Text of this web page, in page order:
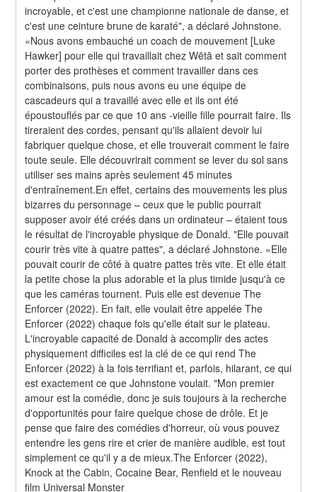
incroyable, et c'est une championne nationale de danse, et
c'est une ceinture brune de karaté", a déclaré Johnstone.
«Nous avons embauché un coach de mouvement [Luke
Hawker] pour elle qui travaillait chez Wētā et sait comment
porter des prothèses et comment travailler dans ces
combinaisons, puis nous avons eu une équipe de
cascadeurs qui a travaillé avec elle et ils ont été
époustouflés par ce que 10 ans -vieille fille pourrait faire. Ils
tireraient des cordes, pensant qu'ils allaient devoir lui
fabriquer quelque chose, et elle trouverait comment le faire
toute seule. Elle découvrirait comment se lever du sol sans
utiliser ses mains après seulement 45 minutes
d'entraînement.En effet, certains des mouvements les plus
bizarres du personnage – ceux que le public pourrait
supposer avoir été créés dans un ordinateur – étaient tous
le résultat de l'incroyable physique de Donald. "Elle pouvait
courir très vite à quatre pattes", a déclaré Johnstone. «Elle
pouvait courir de côté à quatre pattes très vite. Et elle était
la petite chose la plus adorable et la plus timide jusqu'à ce
que les caméras tournent. Puis elle est devenue The
Enforcer (2022). En fait, elle voulait être appelée The
Enforcer (2022) chaque fois qu'elle était sur le plateau.
L'incroyable capacité de Donald à accomplir des actes
physiquement difficiles est la clé de ce qui rend The
Enforcer (2022) à la fois terrifiant et, parfois, hilarant, ce qui
est exactement ce que Johnstone voulait. "Mon premier
amour est la comédie, donc je suis toujours à la recherche
d'opportunités pour faire quelque chose de drôle. Et je
pense que faire des comédies d'horreur, où vous pouvez
entendre les gens rire et crier de manière audible, est tout
simplement ce qu'il y a de mieux.The Enforcer (2022),
Knock at the Cabin, Cocaine Bear, Renfield et le nouveau
film Universal Monster